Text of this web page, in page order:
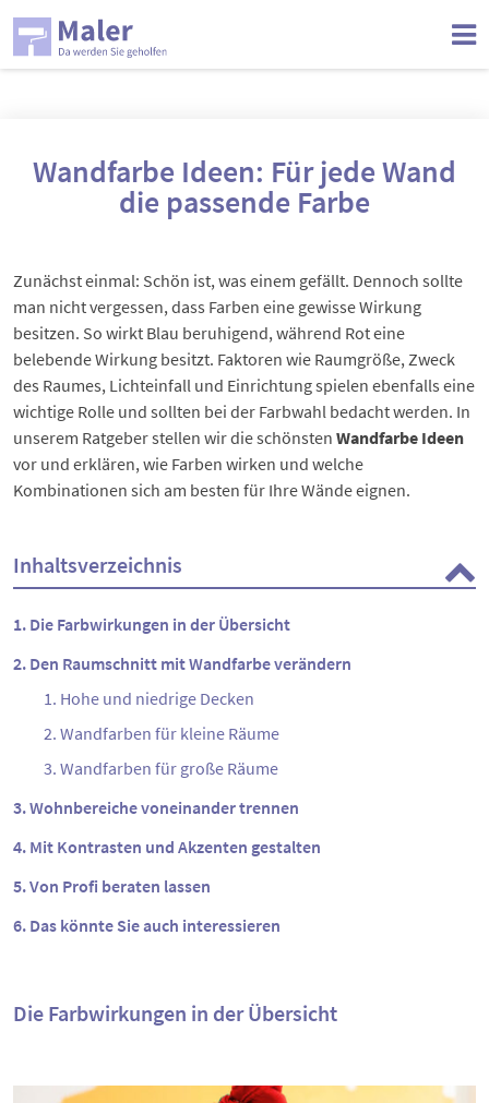
Wandfarbe Ideen: Für jede Wand
die passende Farbe
Zunächst einmal: Schön ist, was einem gefällt. Dennoch sollte
man nicht vergessen, dass Farben eine gewisse Wirkung
besitzen. So wirkt Blau beruhigend, während Rot eine
belebende Wirkung besitzt. Faktoren wie Raumgröße, Zweck
des Raumes, Lichteinfall und Einrichtung spielen ebenfalls eine
wichtige Rolle und sollten bei der Farbwahl bedacht werden. In
unserem Ratgeber stellen wir die schönsten Wandfarbe Ideen
vor und erklären, wie Farben wirken und welche
Kombinationen sich am besten für Ihre Wände eignen.
Inhaltsverzeichnis
Die Farbwirkungen in der Übersicht
Den Raumschnitt mit Wandfarbe verändern
Hohe und niedrige Decken
Wandfarben für kleine Räume
Wandfarben für große Räume
Wohnbereiche voneinander trennen
Mit Kontrasten und Akzenten gestalten
Von Profi beraten lassen
Das könnte Sie auch interessieren
Die Farbwirkungen in der Übersicht